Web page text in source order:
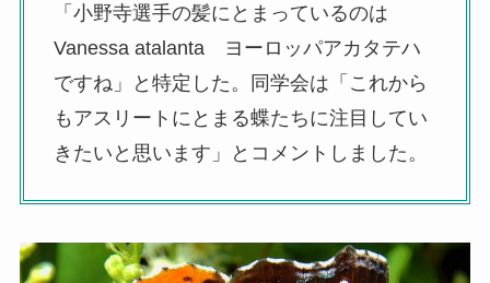
「小野寺選手の髪にとまっているのは
Vanessa atalanta ヨーロッパアカタテハ
ですね」と特定した。同学会は「これから
もアスリートにとまる蝶たちに注目してい
きたいと思います」とコメントしました。